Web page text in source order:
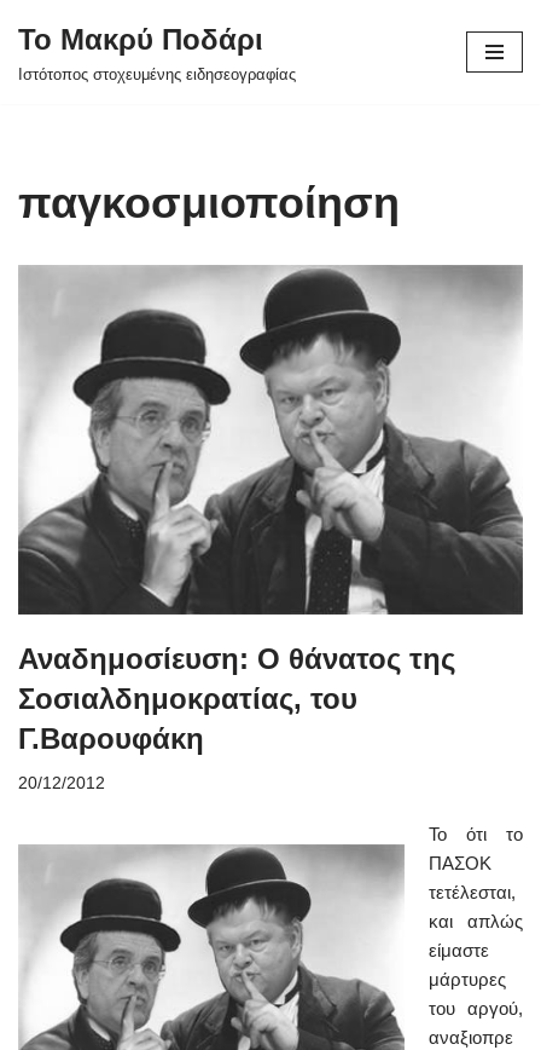
Μεταπηδήστε
Το Μακρύ Ποδάρι
Ιστότοπος στοχευμένης ειδησεογραφίας
παγκοσμιοποίηση
Αναδημοσίευση: Ο θάνατος της
Σοσιαλδημοκρατίας, του
Γ.Βαρουφάκη
20/12/2012
Το ότι το
ΠΑΣΟΚ
τετέλεσται,
και απλώς
είμαστε
μάρτυρες
του αργού,
αναξιοπρε